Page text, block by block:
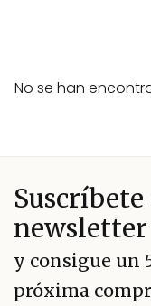
No se han
newsletter
y consigue un
próxima